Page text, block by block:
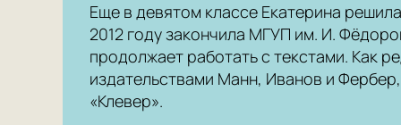
Еще в девятом классе Екатерина
2012 году закончила МГУП им. И.
продолжает работать с текстами. Как
издательствами Манн, Иванов и
«Клевер».